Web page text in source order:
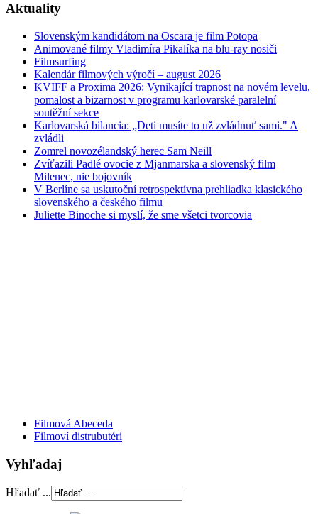
Aktuality
Slovenským kandidátom na Oscara je film Potopa
Animované filmy Vladimíra Pikalíka na blu-ray nosiči
Filmsurfing
Kalendár filmových výročí – august 2026
KVIFF a Proxima 2026: Vynikající trapnost na novém levelu,
pomalost a bizarnost v programu karlovarské paralelní
soutěžní sekce
Karlovarská bilancia: „Deti musíte to už zvládnuť sami." A
zvládli
Zomrel novozélandský herec Sam Neill
Zvíťazili Padlé ovocie z Mjanmarska a slovenský film
Milenec, nie bojovník
V Berlíne sa uskutoční retrospektívna prehliadka klasického
slovenského a českého filmu
Juliette Binoche si myslí, že sme všetci tvorcovia
Filmová Abeceda
Filmoví distrubutéri
Vyhľadaj
Hľadať ...